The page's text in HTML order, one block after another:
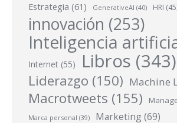
Estrategia (61) GenerativeAI (40) HRI
innovación (253)
Inteligencia
Internet (55) Libros (343)
Liderazgo (150) Machine
Macrotweets (155)
Marca personal (39) Marketing (69)